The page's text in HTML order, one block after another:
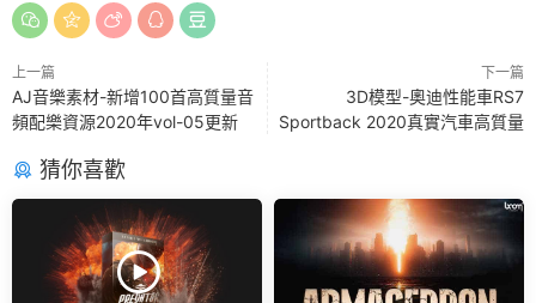
上一篇
AJ音樂素材-新增100首高質量音
頻配樂資源2020年vol-05更新
下一篇
3D模型-奧迪性能車RS7
Sportback 2020真實汽車高質量
猜你喜歡